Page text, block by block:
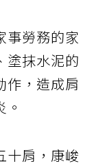
事勞務的家
塗抹水泥的
作，造成肩
十肩，康峻